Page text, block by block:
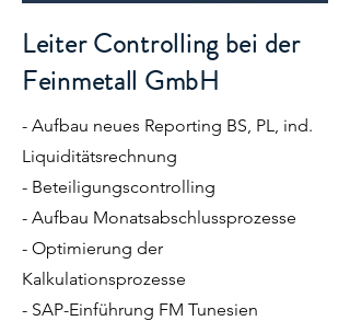
Leiter Controlling bei der
Feinmetall GmbH
- Aufbau neues Reporting BS, PL, ind.
Liquiditätsrechnung
- Beteiligungscontrolling
- Aufbau Monatsabschlussprozesse
- Optimierung der
Kalkulationsprozesse
- SAP-Einführung FM Tunesien